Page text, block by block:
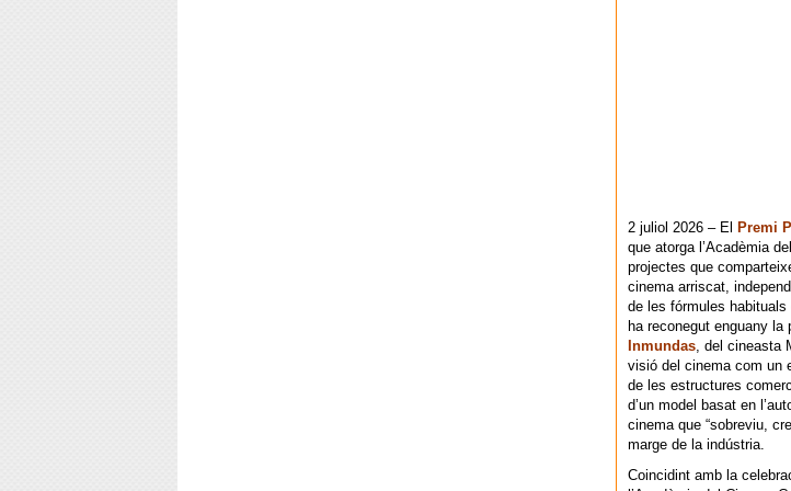
2 juliol 2026 – El Premi
que atorga l’Acadèmia
projectes que
cinema arriscat,
de les fórmules
ha reconegut enguany la
Inmundas, del cineasta
visió del cinema com un
de les estructures
d’un model basat en
cinema que “sobreviu,
marge de la indústria.
Coincidint amb la